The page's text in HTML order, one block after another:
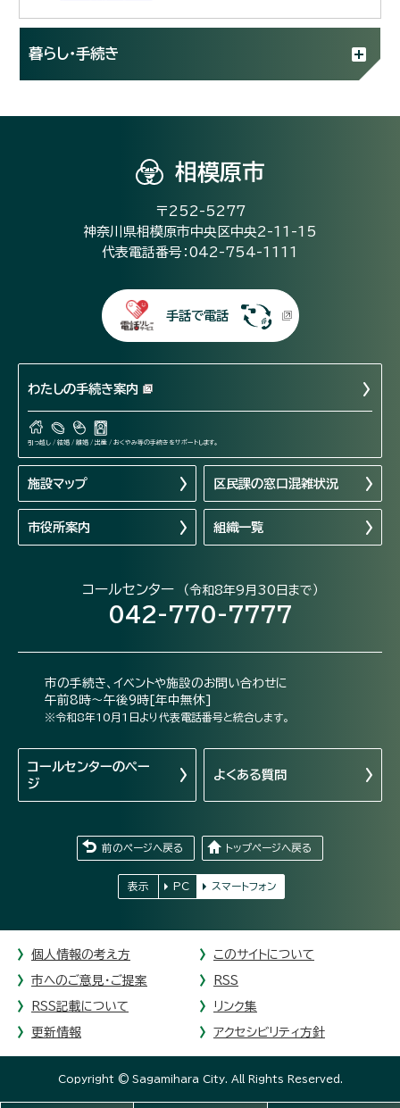
暮らし・手続き
相模原市
〒252-5277
神奈川県相模原市中央区中央2-11-15
代表電話番号：042-754-1111
手話で電話
わたしの手続き案内
引っ越し / 結婚 / 離婚 / 出産 / おくやみ等の手続きをサポートします。
施設マップ 区民課の窓口混雑状況
市役所案内 組織一覧
コールセンター （令和8年9月30日まで）
042-770-7777
市の手続き、イベントや施設のお問い合わせに
午前8時～午後9時[年中無休]
※令和8年10月1日より代表電話番号と統合します。
コールセンターのペー
ジ
よくある質問
前のページへ戻る トップページへ戻る
表示 PC スマートフォン
個人情報の考え方 このサイトについて
市へのご意見・ご提案 RSS
RSS記載について リンク集
更新情報 アクセシビリティ方針
Copyright © Sagamihara City. All Rights Reserved.